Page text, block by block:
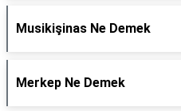
Musikişinas Ne Demek
Merkep Ne Demek